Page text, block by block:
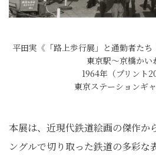
平田実《「路上歩行展」と通勤者たち
東京駅～京橋かい
1964年（プリント
東京ステーションギ
本展は、近現代鉄道絵画の傑作か
ングルで切り取った鉄道の多彩な